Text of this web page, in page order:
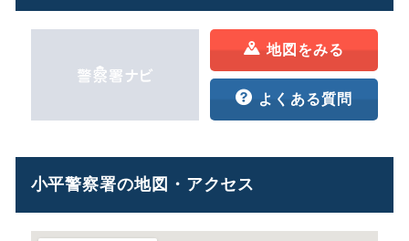
地図をみる
よくある質問
小平警察署の地図・アクセス